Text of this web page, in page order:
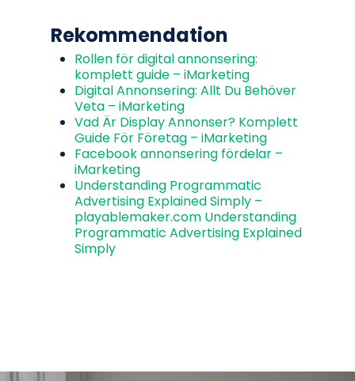
Rekommendation
Rollen för digital annonsering:
komplett guide – iMarketing
Digital Annonsering: Allt Du Behöver
Veta – iMarketing
Vad Är Display Annonser? Komplett
Guide För Företag – iMarketing
Facebook annonsering fördelar –
iMarketing
Understanding Programmatic
Advertising Explained Simply –
playablemaker.com Understanding
Programmatic Advertising Explained
Simply